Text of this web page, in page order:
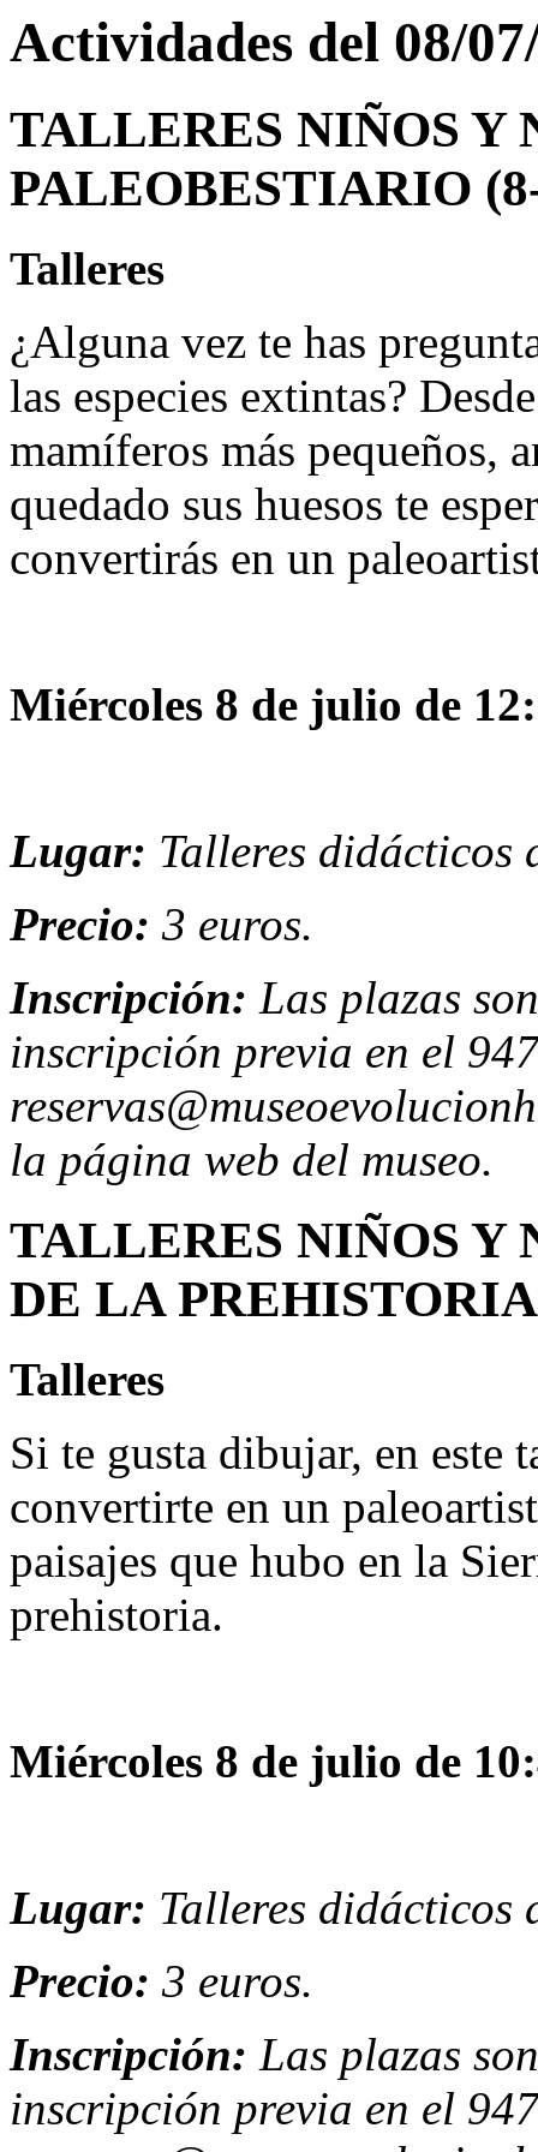
Actividades del 08/
TALLERES NIÑOS Y
PALEOBESTIARIO
Talleres
¿Alguna vez te has
las especies extintas?
mamíferos más pequeños,
quedado sus huesos te
convertirás en un
Miércoles 8 de julio de
Lugar: Talleres didácticos
Precio: 3 euros.
Inscripción: Las plazas
inscripción previa en el
la página web del museo.
TALLERES NIÑOS Y
DE LA
Talleres
Si te gusta dibujar, en este
convertirte en un
paisajes que hubo en la
prehistoria.
Miércoles 8 de julio de
Lugar: Talleres didácticos
Precio: 3 euros.
Inscripción: Las plazas
inscripción previa en el